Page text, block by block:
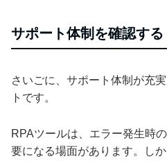
サポート体制を確認する
さいごに、サポート体制が充
トです。
RPAツールは、エラー発生時
要になる場面があります。し